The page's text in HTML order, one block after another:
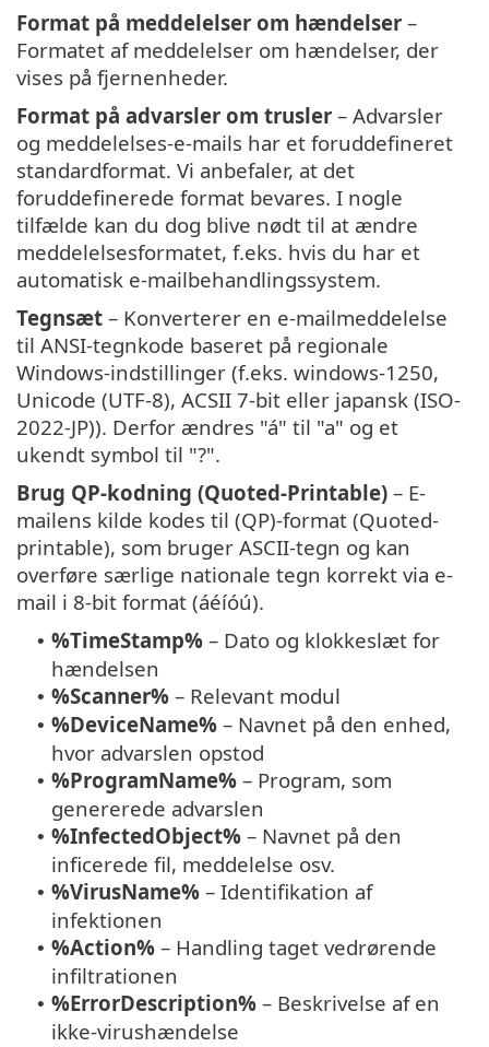
Format på meddelelser om hændelser –
Formatet af meddelelser om hændelser, der
vises på fjernenheder.
Format på advarsler om trusler – Advarsler
og meddelelses-e-mails har et foruddefineret
standardformat. Vi anbefaler, at det
foruddefinerede format bevares. I nogle
tilfælde kan du dog blive nødt til at ændre
meddelelsesformatet, f.eks. hvis du har et
automatisk e-mailbehandlingssystem.
Tegnsæt – Konverterer en e-mailmeddelelse
til ANSI-tegnkode baseret på regionale
Windows-indstillinger (f.eks. windows-1250,
Unicode (UTF-8), ACSII 7-bit eller japansk (ISO-
2022-JP)). Derfor ændres "á" til "a" og et
ukendt symbol til "?".
Brug QP-kodning (Quoted-Printable) – E-
mailens kilde kodes til (QP)-format (Quoted-
printable), som bruger ASCII-tegn og kan
overføre særlige nationale tegn korrekt via e-
mail i 8-bit format (áéíóú).
• %TimeStamp% – Dato og klokkeslæt for
hændelsen
• %Scanner% – Relevant modul
• %DeviceName% – Navnet på den enhed,
hvor advarslen opstod
• %ProgramName% – Program, som
genererede advarslen
• %InfectedObject% – Navnet på den
inficerede fil, meddelelse osv.
• %VirusName% – Identifikation af
infektionen
• %Action% – Handling taget vedrørende
infiltrationen
• %ErrorDescription% – Beskrivelse af en
ikke-virushændelse